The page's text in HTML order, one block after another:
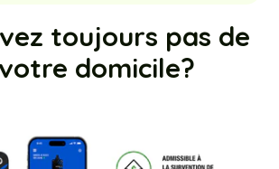
toujours pas de
domicile?